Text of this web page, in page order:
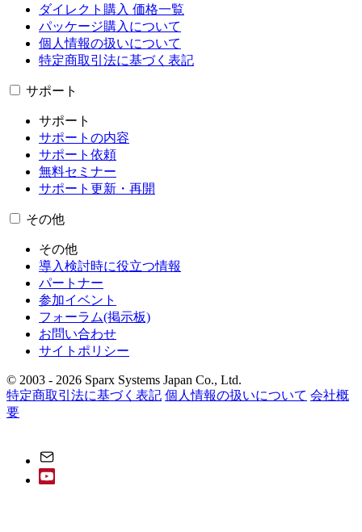
ダイレクト購入 価格一覧
パッケージ購入について
個人情報の扱いについて
特定商取引法に基づく表記
サポート
サポート
サポートの内容
サポート依頼
無料セミナー
サポート更新・再開
その他
その他
導入検討時に役立つ情報
パートナー
参加イベント
フォーラム(掲示板)
お問い合わせ
サイトポリシー
© 2003 - 2026 Sparx Systems Japan Co., Ltd.
特定商取引法に基づく表記 個人情報の扱いについて 会社概
要